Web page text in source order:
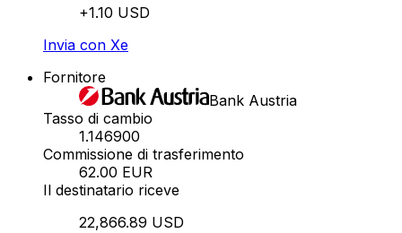
+1.10 USD
Invia con Xe
Fornitore
Bank Austria
Tasso di cambio
1.146900
Commissione di trasferimento
62.00 EUR
Il destinatario riceve
22,866.89 USD